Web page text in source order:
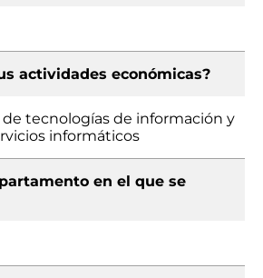
actividades económicas?
tecnologías de información y
informáticos
en el que se